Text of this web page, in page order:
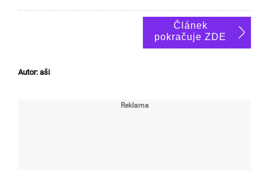
Článek
pokračuje ZDE
Autor: aši